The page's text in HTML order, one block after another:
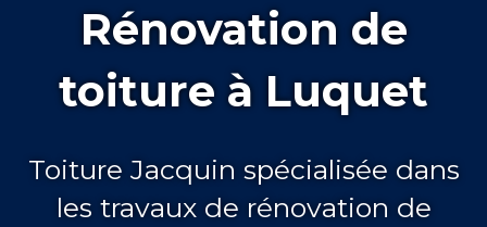
Rénovation de
toiture à Luquet
Toiture Jacquin spécialisée dans
les travaux de rénovation de